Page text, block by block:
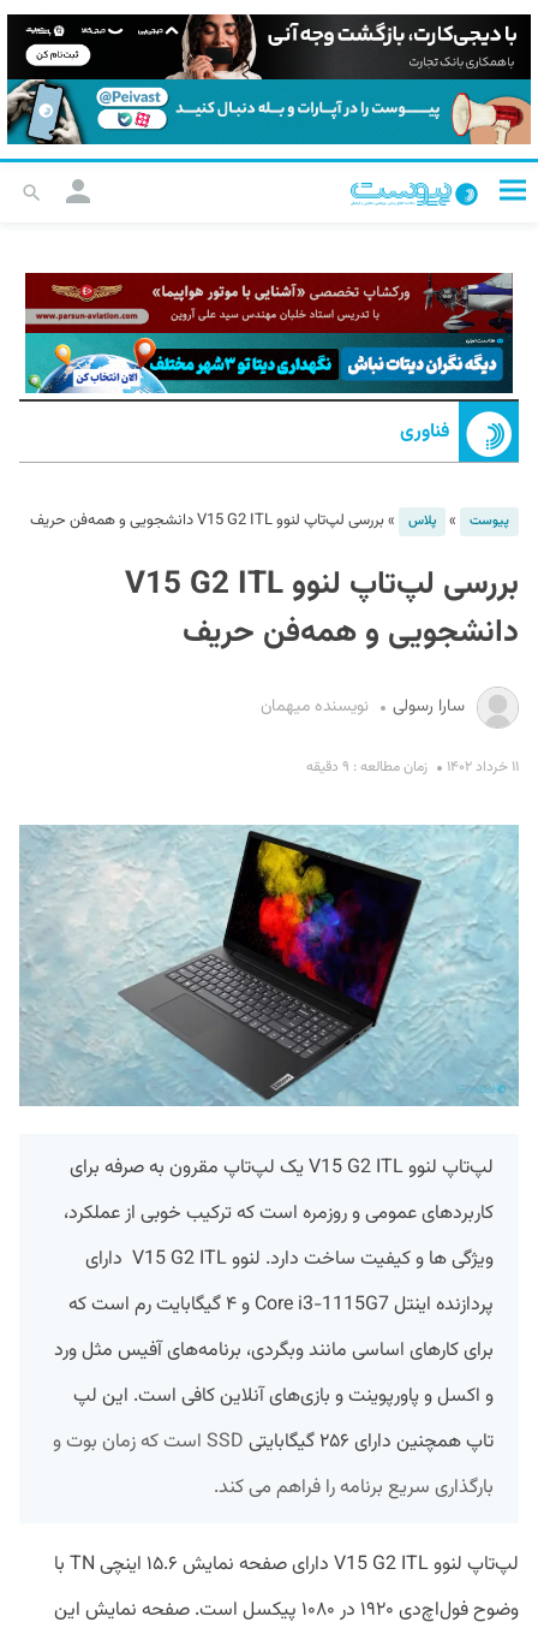
فناوری
پیوست » پلاس »بررسی لپ‌تاپ لنوو V15 G2 ITL دانشجویی و همه‌فن حریف
بررسی لپ‌تاپ لنوو V15 G2 ITL
دانشجویی و همه‌فن حریف
سارا رسولی نویسنده میهمان
۱۱ خرداد ۱۴۰۲ زمان مطالعه : ۹ دقیقه
لپ‌تاپ لنوو V15 G2 ITL یک لپ‌تاپ مقرون به صرفه برای
کاربردهای عمومی و روزمره است که ترکیب خوبی از عملکرد،
ویژگی ها و کیفیت ساخت دارد. لنوو V15 G2 ITL دارای
پردازنده اینتل Core i3-1115G7 و ۴ گیگابایت رم است که
برای کارهای اساسی مانند وبگردی، برنامه‌های آفیس مثل ورد
و اکسل و پاورپوینت و بازی‌های آنلاین کافی است. این لپ
تاپ همچنین دارای ۲۵۶ گیگابایتی
SSD است که زمان بوت و
بارگذاری سریع برنامه را فراهم می کند.
لپ‌تاپ لنوو V15 G2 ITL دارای صفحه نمایش ۱۵.۶ اینچی TN با
وضوح فول‌اچ‌دی ۱۹۲۰ در ۱۰۸۰ پیکسل است. صفحه نمایش این